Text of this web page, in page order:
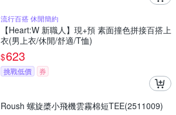
流行百搭 休閒簡約
【Heart:W 新職人】現+預 素面撞色拼接百搭上
衣(男上衣/休閒/舒適/T恤)
$623
挑戰低價 券
Roush 螺旋槳小飛機雲霧棉短TEE(2511009)